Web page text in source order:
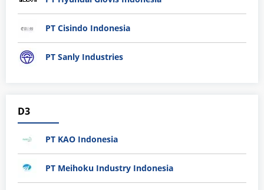
PT Cisindo Indonesia
PT Sanly Industries
D3
PT KAO Indonesia
PT Meihoku Industry Indonesia